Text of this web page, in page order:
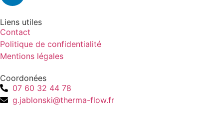
Liens utiles
Contact
Politique de confidentialité
Mentions légales
Coordonées
07 60 32 44 78
g.jablonski@therma-flow.fr